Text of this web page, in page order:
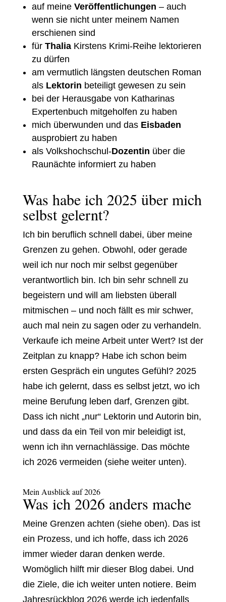
auf meine Veröffentlichungen – auch
wenn sie nicht unter meinem Namen
erschienen sind
für ThaliaKirstens Krimi-Reihe lektorieren
zu dürfen
am vermutlich längsten deutschen Roman
als Lektorin beteiligt gewesen zu sein
bei der Herausgabe von Katharinas
Expertenbuch mitgeholfen zu haben
mich überwunden und das Eisbaden
ausprobiert zu haben
als Volkshochschul-Dozentin über die
Raunächte informiert zu haben
Was habe ich 2025 über mich
selbst gelernt?
Ich bin beruflich schnell dabei, über meine
Grenzen zu gehen. Obwohl, oder gerade
weil ich nur noch mir selbst gegenüber
verantwortlich bin. Ich bin sehr schnell zu
begeistern und will am liebsten überall
mitmischen – und noch fällt es mir schwer,
auch mal nein zu sagen oder zu verhandeln.
Verkaufe ich meine Arbeit unter Wert? Ist der
Zeitplan zu knapp? Habe ich schon beim
ersten Gespräch ein ungutes Gefühl? 2025
habe ich gelernt, dass es selbst jetzt, wo ich
meine Berufung leben darf, Grenzen gibt.
Dass ich nicht „nur“ Lektorin und Autorin bin,
und dass da ein Teil von mir beleidigt ist,
wenn ich ihn vernachlässige. Das möchte
ich 2026 vermeiden (siehe weiter unten).
Mein Ausblick auf 2026
Was ich 2026 anders mache
Meine Grenzen achten (siehe oben). Das ist
ein Prozess, und ich hoffe, dass ich 2026
immer wieder daran denken werde.
Womöglich hilft mir dieser Blog dabei. Und
die Ziele, die ich weiter unten notiere. Beim
Jahresrückblog 2026 werde ich jedenfalls